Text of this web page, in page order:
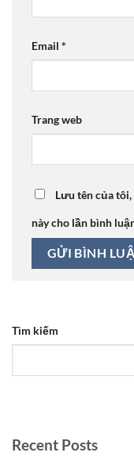
Email *
Trang web
Lưu tên của
này cho lần bình
Tìm kiếm
Recent Posts